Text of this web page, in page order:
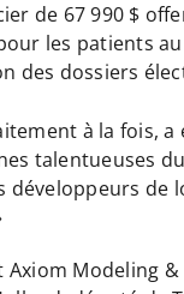
de 67 990 $
les patients
des dossiers
à la fois, a
talentueuses
Modeling